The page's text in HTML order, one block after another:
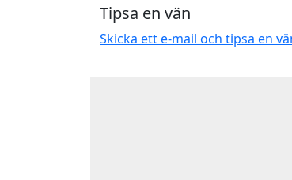
Tipsa en vän
Skicka ett e-mail och tipsa en